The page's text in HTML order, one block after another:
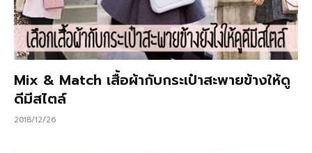
Mix & Match เสื้อผ้ากับกระเป๋าสะพายข้างให้ดู
ดีมีสไตล์
2018/12/26